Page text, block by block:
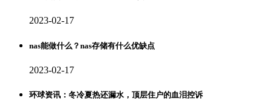
2023-02-17
nas能做什么？nas存储有什么优缺点
2023-02-17
环球资讯：冬冷夏热还漏水，顶层住户的血泪控诉